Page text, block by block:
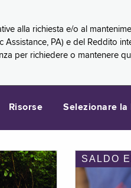
alla richiesta e/o al
PA) e del Reddito
per richiedere o mantenere
Risorse Selezionare la
SALDO